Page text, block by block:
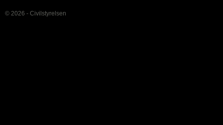
© 2026 - Civilstyrelsen